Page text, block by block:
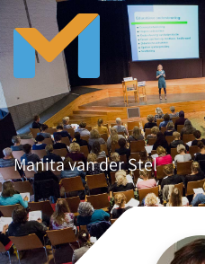
Manita van der Stel